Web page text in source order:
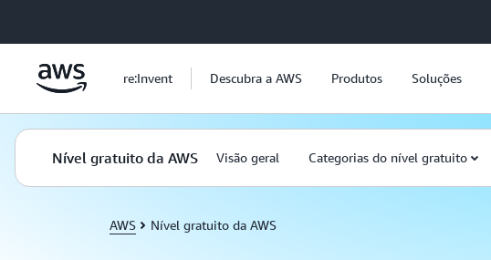
re:Invent Descubra a AWS Produtos Soluções
Nível gratuito da AWS Visão geral Categorias do nível gratuito
AWS Nível gratuito da AWS